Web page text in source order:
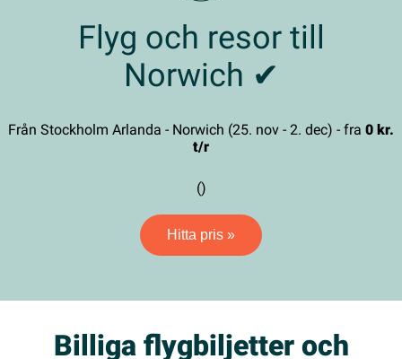
Flyg och resor till
Norwich ✔
Från Stockholm Arlanda - Norwich (25. nov - 2. dec) - fra 0 kr.
t/r
()
Hitta pris »
Billiga flygbiljetter och